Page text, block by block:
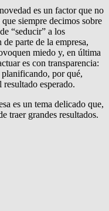
es un factor que no
siempre decimos sobre
“seducir” a los
parte de la empresa,
miedo y, en última
es con transparencia:
planificando, por qué,
esperado.
es un tema delicado que,
traer grandes resultados.